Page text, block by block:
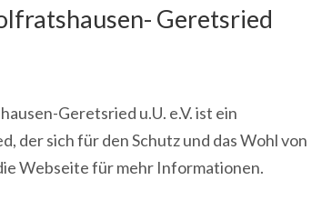
Geretsried
Geretsried u.U. e.V. ist ein
der sich für den Schutz und das Wohl von
Webseite für mehr Informationen.